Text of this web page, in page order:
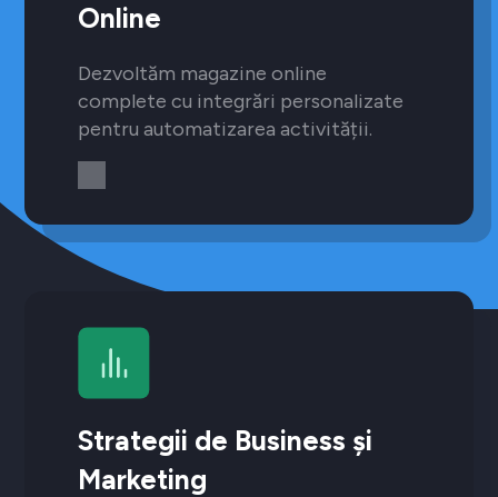
Online
Dezvoltăm magazine online
complete cu integrări personalizate
pentru automatizarea activității.
Strategii de Business și
Marketing